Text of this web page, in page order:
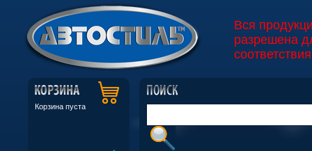
Вся
разрешена
Корзина пуста